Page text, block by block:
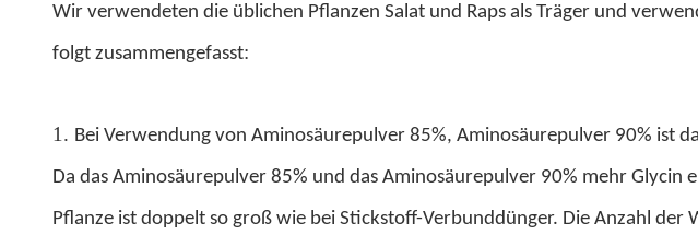
Wir verwendeten die üblichen Pflanzen Salat und Raps als Träger und
folgt zusammengefasst:
1. Bei Verwendung von Aminosäurepulver 85%, Aminosäurepulver 90% ist
Da das Aminosäurepulver 85% und das Aminosäurepulver 90% mehr
Pflanze ist doppelt so groß wie bei Stickstoff-Verbunddünger. Die Anzahl